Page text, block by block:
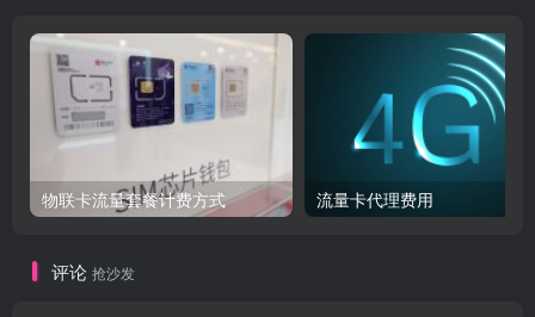
物联卡流量套餐计费方式 流量卡代理费用
评论 抢沙发